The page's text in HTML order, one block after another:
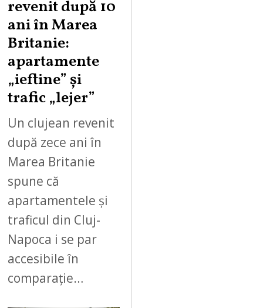
revenit după 10
ani în Marea
Britanie:
apartamente
„ieftine” și
trafic „lejer”
Un clujean revenit
după zece ani în
Marea Britanie
spune că
apartamentele și
traficul din Cluj-
Napoca i se par
accesibile în
comparație…